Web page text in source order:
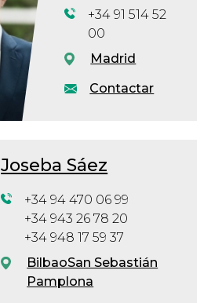
Contactar
+34 91 514 52
00
Madrid
Joseba Sáez
+34 94 470 06 99
+34 943 26 78 20
+34 948 17 59 37
BilbaoSan Sebastián
Pamplona